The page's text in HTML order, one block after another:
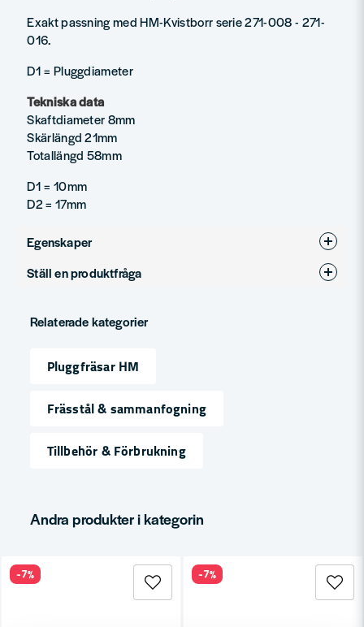
Exakt passning med HM-Kvistborr serie 271-008 - 271-
016.
D1 = Pluggdiameter
Tekniska data
Skaftdiameter 8mm
Skärlängd 21mm
Totallängd 58mm
D1 = 10mm
D2 = 17mm
Egenskaper
Produkttyp
Ställ en produktfråga
Fråga oss något om denna produkten...
Namn
email
Relaterade kategorier
Pluggfräsar HM
Frässtål & sammanfogning
Tillbehör & Förbrukning
Andra produkter i kategorin
-7% -7%